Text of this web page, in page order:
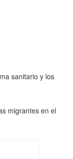
sanitario y los
migrantes en el